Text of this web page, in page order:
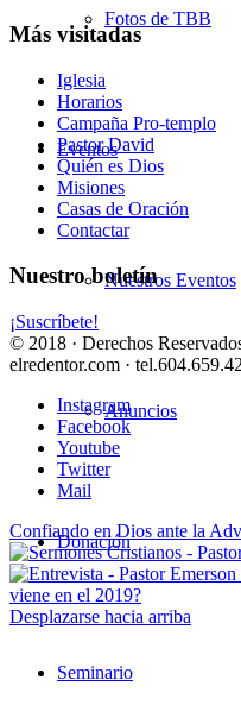
Fotos de TBB
Eventos
Nuestros Eventos
Anuncios
Donación
Seminario
Más visitadas
Iglesia
Horarios
Campaña Pro-templo
Pastor David
Quién es Dios
Misiones
Casas de Oración
Contactar
Nuestro boletín
¡Suscríbete!
© 2018 · Derechos
elredentor.com ·
Instagram
Facebook
Youtube
Twitter
Mail
Confiando en Dios ante la
viene en el 2019?
Desplazarse hacia arriba